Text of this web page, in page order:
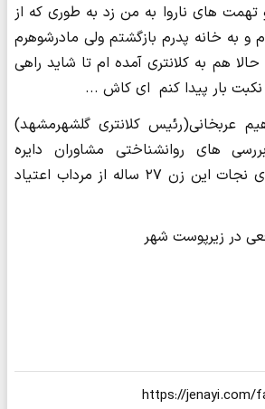
تهمت های ناروا به من زد به طوری که از
و به خانه پدرم بازگشتم ولی مادرشوهرم
هم به کلانتری آمده ام تا شاید راهی
نکبت بار پیدا کنم ای کاش ...
عربخانی(رئیس کلانتری گلشهرمشهد)
اقدامات قانونی و بررسی های روان‎شناختی مشاوران دایره
مددکاری اجتماعی برای نجات این زن ۲۷ ساله از مرداب اعتیاد
در زیرپوست شهر